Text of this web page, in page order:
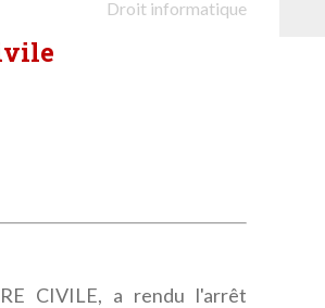
Droit informatique
CIVILE, a rendu l'arrêt